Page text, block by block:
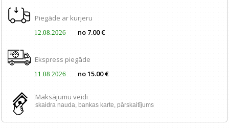
Piegāde ar kurjeru
12.08.2026 no 7.00 €
Ekspress piegāde
11.08.2026 no 15.00 €
Maksājumu veidi
skaidra nauda, ​​bankas karte, pārskaitījums